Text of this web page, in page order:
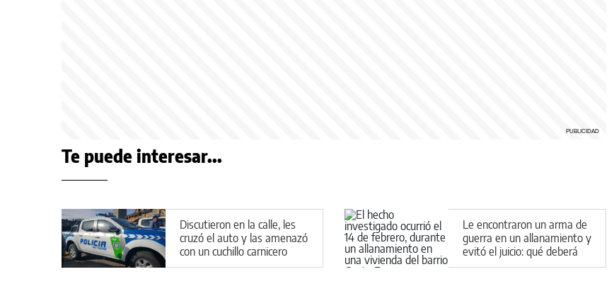
Te puede interesar...
Discutieron en la calle, les
cruzó el auto y las amenazó
con un cuchillo carnicero
Le encontraron un arma de
guerra en un allanamiento y
evitó el juicio: qué deberá
hacer en Cipolletti